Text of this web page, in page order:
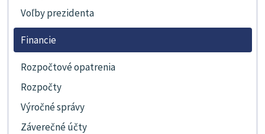
Voľby prezidenta
Financie
Rozpočtové opatrenia
Rozpočty
Výročné správy
Záverečné účty